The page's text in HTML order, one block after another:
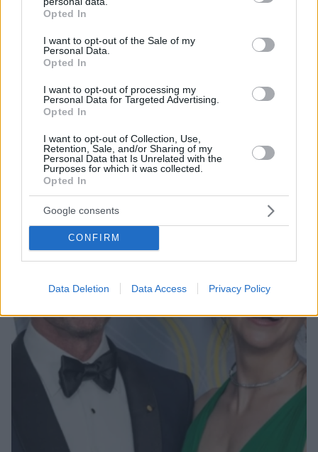
grant or deny consent to Google and its third-party tags to
use your data for below specified purposes in below Google
consent section.
Opted In
I want to opt-out of the Sale of my
Personal Data.
Opted In
I want to opt-out of processing my
Personal Data for Targeted Advertising.
Opted In
I want to opt-out of Collection, Use,
Retention, Sale, and/or Sharing of my
Personal Data that Is Unrelated with the
Purposes for which it was collected.
Opted In
Google consents
CONFIRM
Data Deletion Data Access Privacy Policy
Σχετικά Άρθρα
Ακολουθήστε τοprotothema.gr στο Google News
και μάθετε πρώτοι όλες τις ειδήσεις
Δείτε όλες τις τελευταίεςΕιδήσεις
από την Ελλάδα
και τον Κόσμο, τη στιγμή που συμβαίνουν, στο